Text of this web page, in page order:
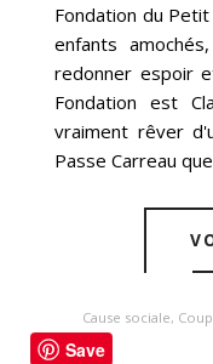
Fondation du
enfants
redonner espoir
Fondation est
vraiment rêver
Passe Carreau que
Cause sociale,
Save